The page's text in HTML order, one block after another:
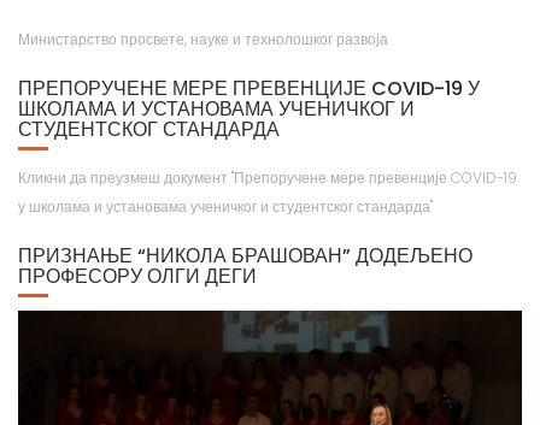
Министарство просвете, науке и технолошког развоја
ПРЕПОРУЧЕНЕ МЕРЕ ПРЕВЕНЦИЈЕ COVID-19 У
ШКОЛАМА И УСТАНОВАМА УЧЕНИЧКОГ И
СТУДЕНТСКОГ СТАНДАРДА
Кликни да преузмеш документ "Препоручене мере превенције COVID-19
у школама и установама ученичког и студентског стандарда"
ПРИЗНАЊЕ “НИКОЛА БРАШОВАН” ДОДЕЉЕНО
ПРОФЕСОРУ ОЛГИ ДЕГИ